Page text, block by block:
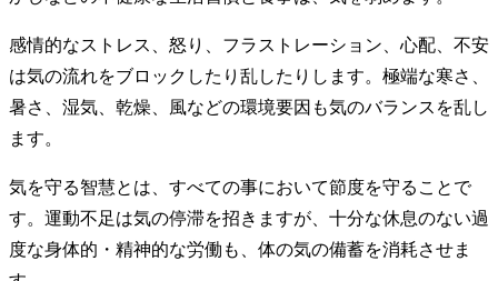
感情的なストレス、怒り、フラストレーション、心配、不安
は気の流れをブロックしたり乱したりします。極端な寒さ、
暑さ、湿気、乾燥、風などの環境要因も気のバランスを乱し
ます。
気を守る智慧とは、すべての事において節度を守ることで
す。運動不足は気の停滞を招きますが、十分な休息のない過
度な身体的・精神的な労働も、体の気の備蓄を消耗させま